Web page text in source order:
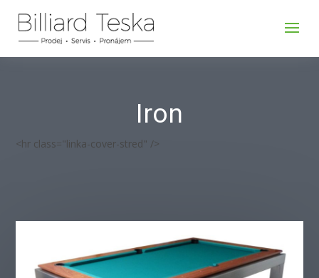
Iron
<hr class="linka-cover-stred" />